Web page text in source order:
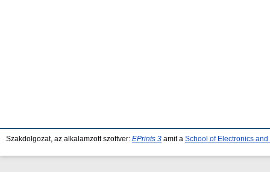
Szakdolgozat, az alkalamzott szoftver: EPrints 3 amit a School of Electronics